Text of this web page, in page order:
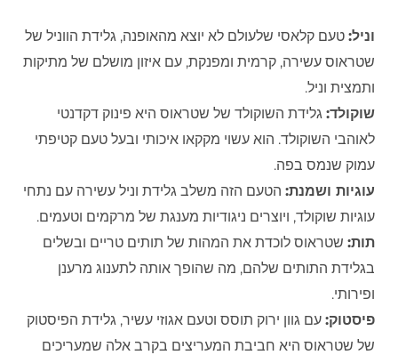
וניל: טעם קלאסי שלעולם לא יוצא מהאופנה, גלידת הווניל של
שטראוס עשירה, קרמית ומפנקת, עם איזון מושלם של מתיקות
ותמצית וניל.
שוקולד: גלידת השוקולד של שטראוס היא פינוק דקדנטי
לאוהבי השוקולד. הוא עשוי מקקאו איכותי ובעל טעם קטיפתי
עמוק שנמס בפה.
עוגיות ושמנת: הטעם הזה משלב גלידת וניל עשירה עם נתחי
עוגיות שוקולד, ויוצרים ניגודיות מענגת של מרקמים וטעמים.
תות: שטראוס לוכדת את המהות של תותים טריים ובשלים
בגלידת התותים שלהם, מה שהופך אותה לתענוג מרענן
ופירותי.
פיסטוק: עם גוון ירוק תוסס וטעם אגוזי עשיר, גלידת הפיסטוק
של שטראוס היא חביבת המעריצים בקרב אלה שמעריכים